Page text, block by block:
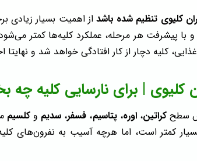
کلیوی تنظیم شده باشد از اهمیت بسیار زیادی
پیشرفت هر مرحله، عملکرد کلیه‌ها کمتر
کلیه دچار از کار افتادگی خواهد شد و نهایتا
کلیوی | برای نارسایی کلیه چه
سطحکراتین،اوره،پتاسیم، فسفر، سدیم و کلسیم
کمتر است، اما هرچه آسیب به نفرون‌های